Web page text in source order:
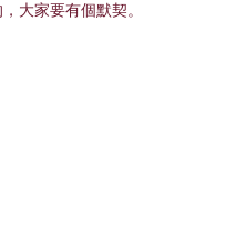
大家要有個默契。